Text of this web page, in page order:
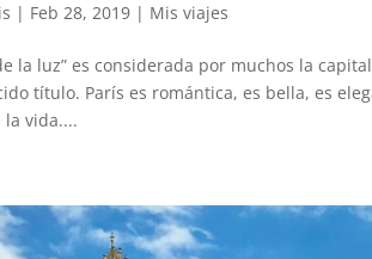
| Feb 28, 2019 | Mis viajes
la luz” es considerada por muchos la
título. París es romántica, es bella, es
la vida....